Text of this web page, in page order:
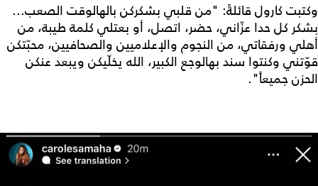
وكتبت كارول قائلةً: "من قلبي بشكركن بالهالوقت الصعب...
بشكر كل حدا عزّاني، حضر، اتصل، أو بعتلي كلمة طيبة، من
أهلي ورفقاتي، من النجوم والإعلاميين والصحافيين، محبّتكن
قوّتني وكنتوا سند بهالوجع الكبير، الله يخلّيكن ويبعد عنكن
الحزن جميعاً".